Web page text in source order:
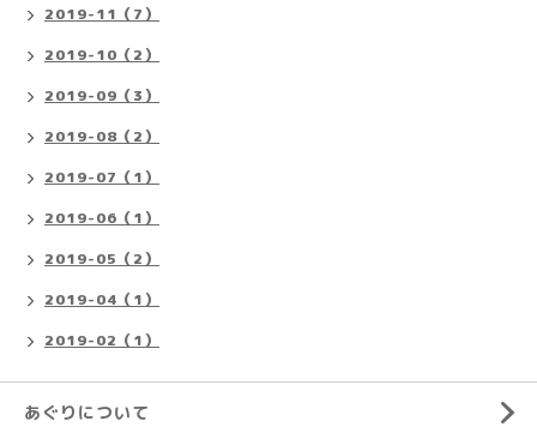
2019-11（7）
2019-10（2）
2019-09（3）
2019-08（2）
2019-07（1）
2019-06（1）
2019-05（2）
2019-04（1）
2019-02（1）
あぐりについて